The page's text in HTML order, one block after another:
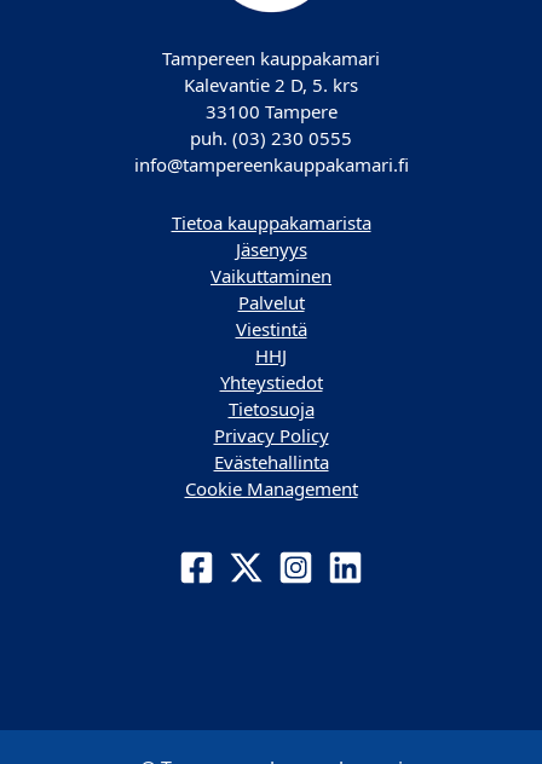
Tampereen kauppakamari
Kalevantie 2 D, 5. krs
33100 Tampere
puh. (03) 230 0555
info@tampereenkauppakamari.fi
Tietoa kauppakamarista
Jäsenyys
Vaikuttaminen
Palvelut
Viestintä
HHJ
Yhteystiedot
Tietosuoja
Privacy Policy
Evästehallinta
Cookie Management